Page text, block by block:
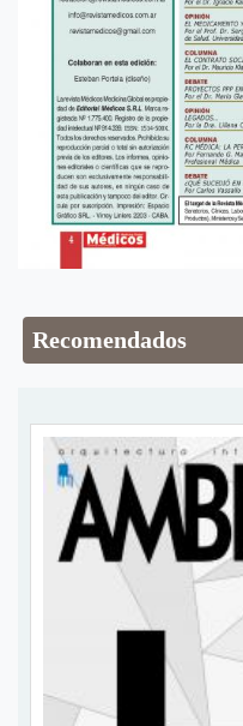
Recomendados